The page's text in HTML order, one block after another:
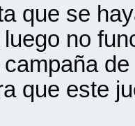
que se
no
que este